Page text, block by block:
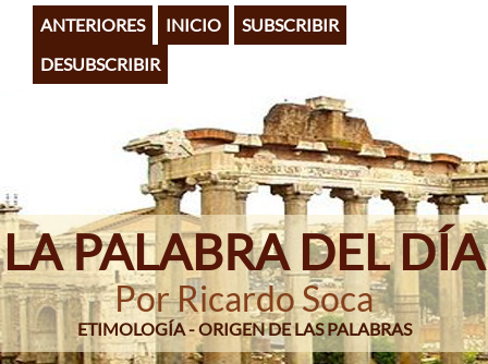
Pasar
contenido
principal
ANTERIORES INICIO
SUBSCRIBIR
DESUBSCRIBIR
LA PALABRA DEL DÍA
Por Ricardo Soca
ETIMOLOGÍA - ORIGEN DE LAS PALABRAS